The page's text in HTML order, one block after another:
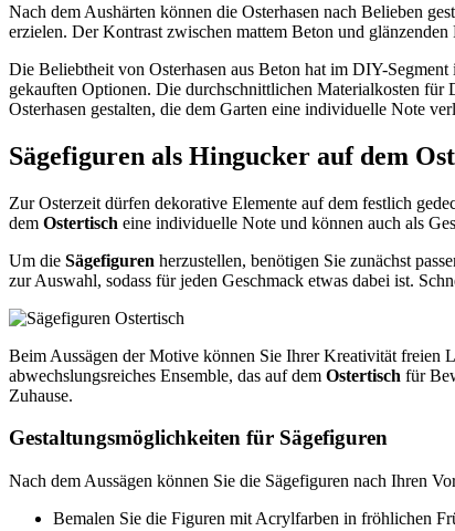
Nach dem Aushärten können die Osterhasen nach Belieben
erzielen. Der Kontrast zwischen mattem Beton und
Die Beliebtheit von Osterhasen aus Beton hat im DIY-
gekauften Optionen. Die durchschnittlichen Materialkosten für
Osterhasen gestalten, die dem Garten eine individuelle Note
Sägefiguren als Hingucker auf dem
Zur Osterzeit dürfen dekorative Elemente auf dem festlich
dem Ostertisch eine individuelle Note und können auch als
Um die Sägefiguren herzustellen, benötigen Sie zunächst
zur Auswahl, sodass für jeden Geschmack etwas dabei ist.
Beim Aussägen der Motive können Sie Ihrer Kreativität freien
abwechslungsreiches Ensemble, das auf dem Ostertisch für
Zuhause.
Gestaltungsmöglichkeiten für Sägefiguren
Nach dem Aussägen können Sie die Sägefiguren nach Ihren
Bemalen Sie die Figuren mit Acrylfarben in fröhlichen